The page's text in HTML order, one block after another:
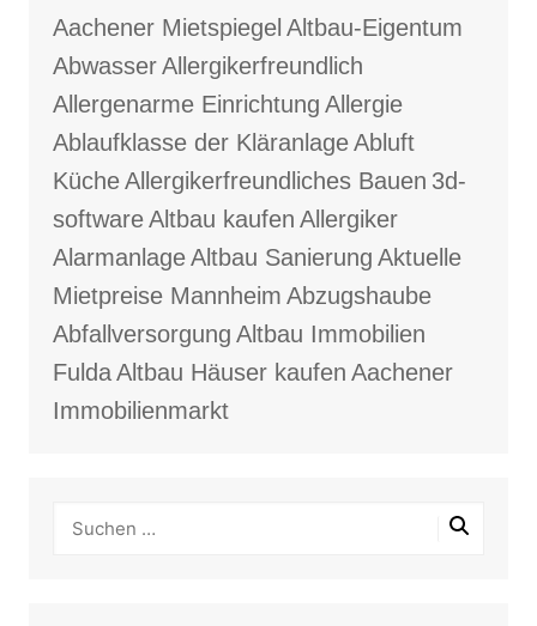
Aachener Mietspiegel Altbau-Eigentum
AbwasserAllergikerfreundlich
Allergenarme Einrichtung Allergie
Ablaufklasse der KläranlageAbluft
KücheAllergikerfreundliches Bauen 3d-
softwareAltbau kaufen Allergiker
AlarmanlageAltbau Sanierung Aktuelle
Mietpreise Mannheim Abzugshaube
Abfallversorgung Altbau Immobilien
FuldaAltbau Häuser kaufen Aachener
Immobilienmarkt